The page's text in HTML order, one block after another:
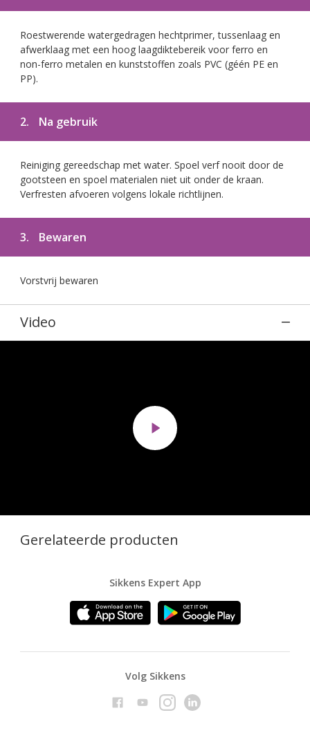
Roestwerende watergedragen hechtprimer, tussenlaag en
afwerklaag met een hoog laagdiktebereik voor ferro en
non-ferro metalen en kunststoffen zoals PVC (géén PE en
PP).
2. Na gebruik
Reiniging gereedschap met water. Spoel verf nooit door de
gootsteen en spoel materialen niet uit onder de kraan.
Verfresten afvoeren volgens lokale richtlijnen.
3. Bewaren
Vorstvrij bewaren
Video
Gerelateerde producten
Sikkens Expert App
Volg Sikkens